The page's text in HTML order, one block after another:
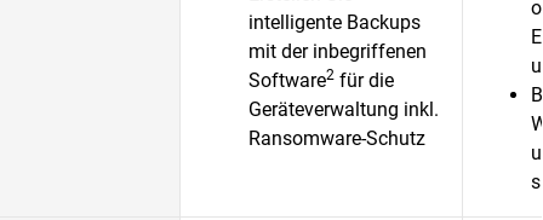
intelligente Backups
mit der inbegriffenen
Software2 für die
Geräteverwaltung inkl.
Ransomware-Schutz